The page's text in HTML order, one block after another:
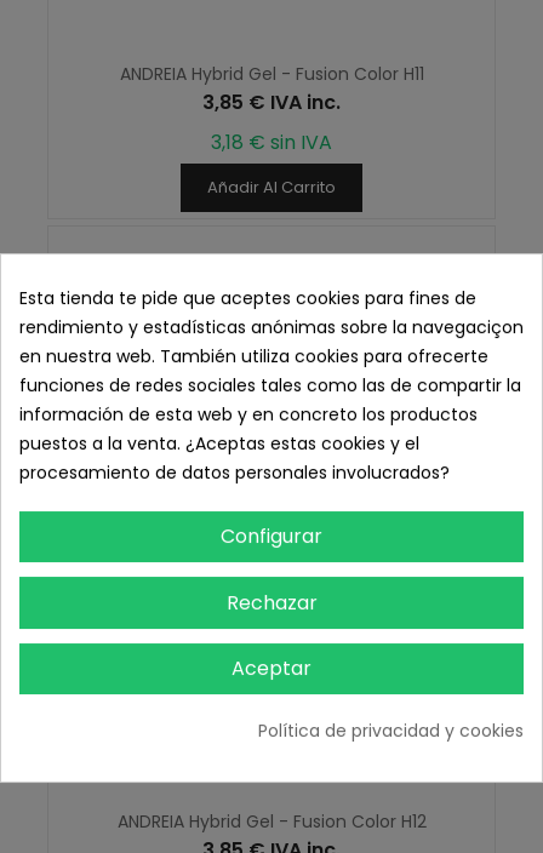
ANDREIA Hybrid Gel - Fusion Color H11
3,85 € IVA inc.
3,18 € sin IVA
Añadir Al Carrito
ANDREIA Hybrid Gel - Fusion Color H12
Esta tienda te pide que aceptes cookies para fines de
rendimiento y estadísticas anónimas sobre la navegaciçon
en nuestra web. También utiliza cookies para ofrecerte
funciones de redes sociales tales como las de compartir la
información de esta web y en concreto los productos
puestos a la venta. ¿Aceptas estas cookies y el
procesamiento de datos personales involucrados?
Configurar
Rechazar
Aceptar
Política de privacidad y cookies